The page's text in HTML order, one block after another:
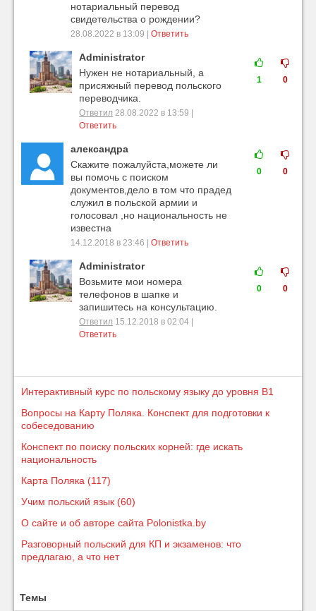
нотариальный перевод
свидетельства о рождении?
28.08.2022 в 13:09 | Ответить
Administrator
Нужен не нотариальный, а
присяжный перевод польского
переводчика.
Ответил 28.08.2022 в 13:59 |
Ответить
1 0
александра
Скажите пожалуйста,можете ли
вы помочь с поиском
документов,дело в том что прадед
служил в польской армии и
голосовал ,но национальность не
известна
14.12.2018 в 23:46 | Ответить
0 0
Administrator
Возьмите мои номера
телефонов в шапке и
запишитесь на консультацию.
Ответил 15.12.2018 в 02:04 |
Ответить
0 0
Интерактивный курс по польскому языку до уровня B1
Вопросы на Карту Поляка. Конспект для подготовки к
собеседованию
Конспект по поиску польских корней: где искать
национальность
Карта Поляка (117)
Учим польский язык (60)
О сайте и об авторе сайта Polonistka.by
Разговорный польский для КП и экзаменов: что
предлагаю, а что нет
Темы